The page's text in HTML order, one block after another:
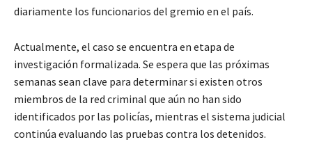
diariamente los funcionarios del gremio en el país.
Actualmente, el caso se encuentra en etapa de
investigación formalizada. Se espera que las próximas
semanas sean clave para determinar si existen otros
miembros de la red criminal que aún no han sido
identificados por las policías, mientras el sistema judicial
continúa evaluando las pruebas contra los detenidos.